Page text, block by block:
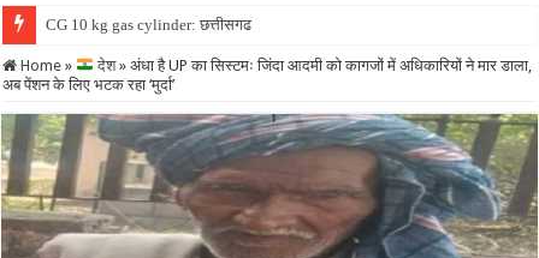
CG 10 kg gas cylinder: छत्तीसगढ़ में पहली बार मिलेगा 10 किलो व
Home » देश » अंधा है UP का सिस्टमः जिंदा आदमी को कागजों में अधिकारियों ने मार डाला,
अब पेंशन के लिए भटक रहा ‘मुर्दा’